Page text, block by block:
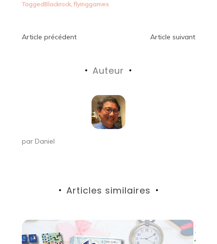
TaggedBlackrock, flyinggames
Navigation
Article précédent Article suivant
Auteur
par Daniel
Articles similaires